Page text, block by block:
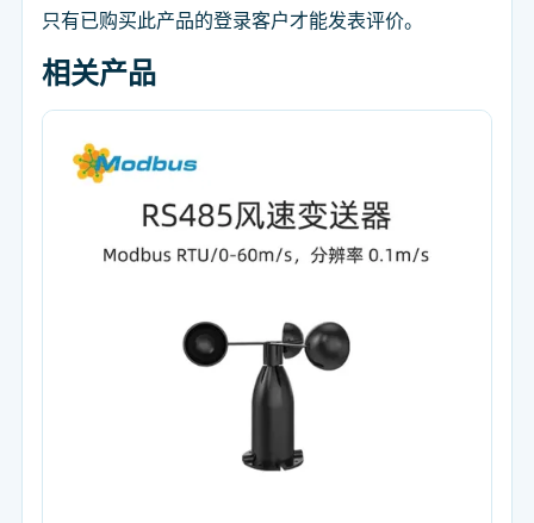
只有已购买此产品的登录客户才能发表评价。
相关产品